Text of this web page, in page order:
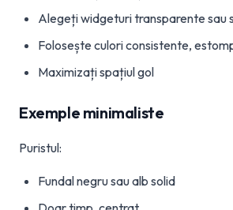
Alegeți widgeturi transparente sau
Folosește culori consistente,
Maximizați spațiul gol
Exemple minimaliste
Puristul:
Fundal negru sau alb solid